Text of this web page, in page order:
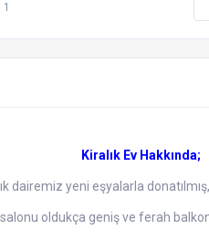
Kiralık Ev Hakkında;
dairemiz yeni eşyalarla
oldukça geniş ve ferah